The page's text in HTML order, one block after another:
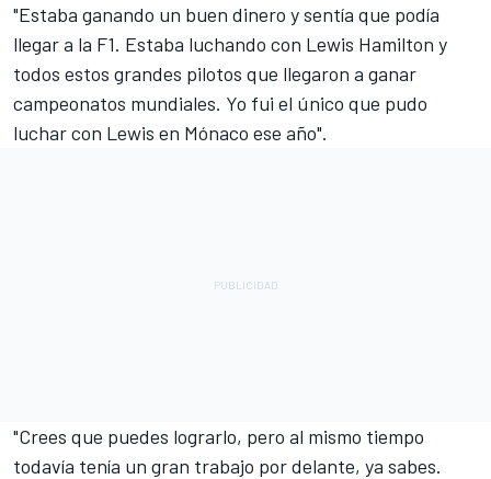
"Estaba ganando un buen dinero y sentía que podía
llegar a la F1. Estaba luchando con Lewis Hamilton y
todos estos grandes pilotos que llegaron a ganar
campeonatos mundiales. Yo fui el único que pudo
luchar con Lewis en Mónaco ese año".
"Crees que puedes lograrlo, pero al mismo tiempo
todavía tenía un gran trabajo por delante, ya sabes.